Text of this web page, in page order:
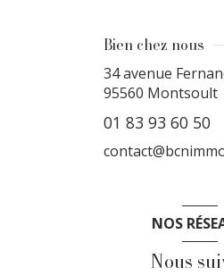
Bien chez nous
34 avenue
95560 Montsoult
01 83 93 60 50
NOS
Nous